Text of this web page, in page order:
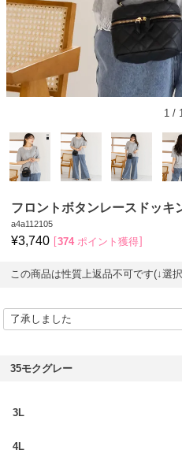
1/
フロントボタンレースドッキ
a4a112105
¥3,740 374 ポイント獲得
この商品は性質上返品不可です(↓選
35モクグレー
3L
4L